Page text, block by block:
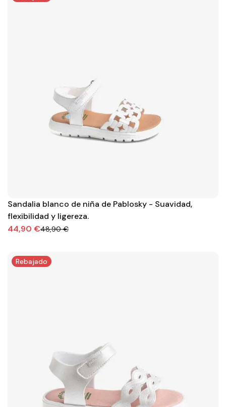
Sandalia blanco de niña de Pablosky - Suavidad,
flexibilidad y ligereza.
44,90 €48,90 €
Rebajado